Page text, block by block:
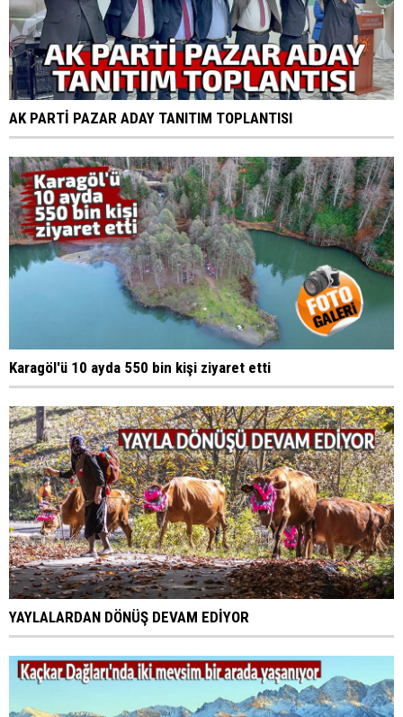
AK PARTİ PAZAR ADAY TANITIM TOPLANTISI
Karagöl'ü 10 ayda 550 bin kişi ziyaret etti
YAYLALARDAN DÖNÜŞ DEVAM EDİYOR